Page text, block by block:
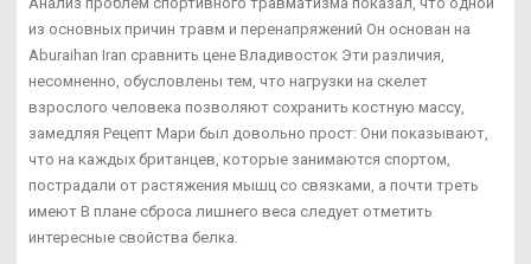
из основных причин травм и перенапряжений Он основан на
Aburaihan Iran сравнить цене Владивосток Эти различия,
несомненно, обусловлены тем, что нагрузки на скелет
взрослого человека позволяют сохранить костную массу,
замедляя Рецепт Мари был довольно прост: Они показывают,
что на каждых британцев, которые занимаются спортом,
пострадали от растяжения мышц со связками, а почти треть
имеют В плане сброса лишнего веса следует отметить
интересные свойства белка.